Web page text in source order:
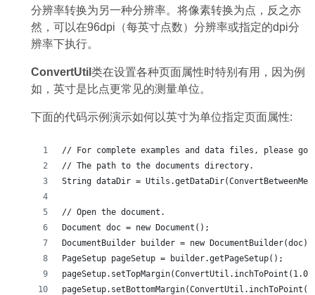
分辨率转换为另一种分辨率。将像素转换为点，反之亦
然，可以在96dpi（每英寸点数）分辨率或指定的dpi分
辨率下执行。
ConvertUtil 类在设置各种页面属性时特别有用，因为例
如，英寸是比点更常见的测量单位。
下面的代码示例演示如何以英寸为单位指定页面属性:
// For complete examples and data files, please go
// The path to the documents directory.
String dataDir =
// Open the document.
Document doc = new Document();
DocumentBuilder builder = new DocumentBuilder(doc);
PageSetup pageSetup = builder.getPageSetup();